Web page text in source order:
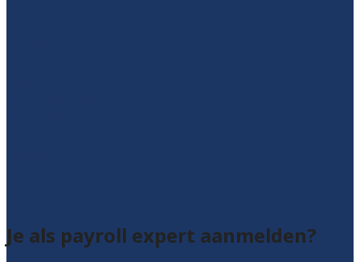
Je als payroll expert aanmelden?